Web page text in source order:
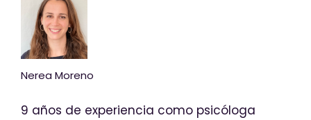
Nerea Moreno
9 años de experiencia como psicóloga